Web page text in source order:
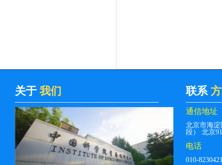
关于 我们 联系
通信地址
北京市海
段） 北京
电话
010-